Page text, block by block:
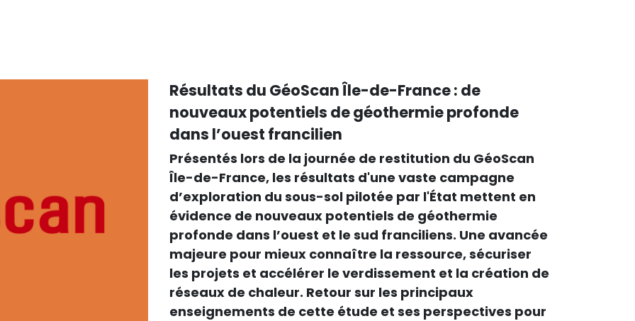
Résultats du GéoScan Île-de-France : de
nouveaux potentiels de géothermie profonde
dans l’ouest francilien
Présentés lors de la journée de restitution du GéoScan
Île-de-France, les résultats d'une vaste campagne
d’exploration du sous-sol pilotée par l'État mettent en
évidence de nouveaux potentiels de géothermie
profonde dans l’ouest et le sud franciliens. Une avancée
majeure pour mieux connaître la ressource, sécuriser
les projets et accélérer le verdissement et la création de
réseaux de chaleur. Retour sur les principaux
enseignements de cette étude et ses perspectives pour